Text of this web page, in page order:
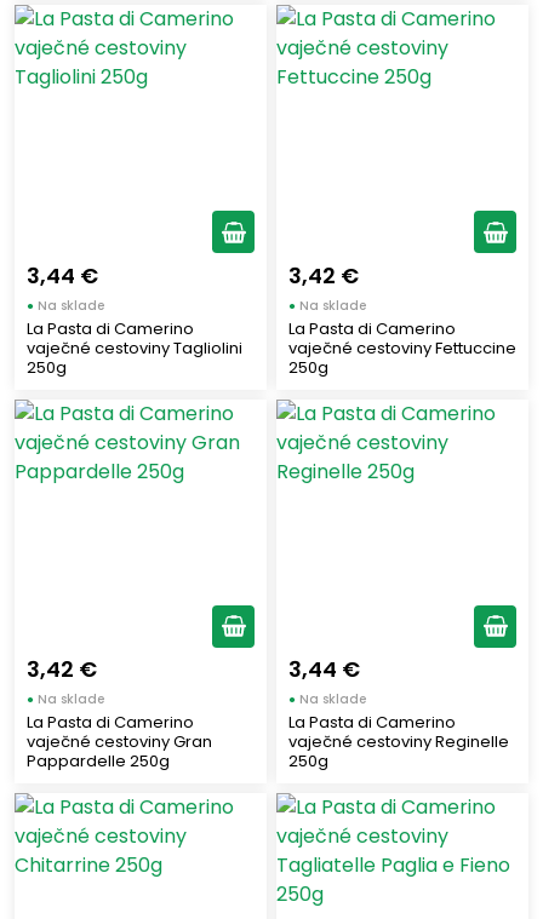
3,44 €
● Na sklade
La Pasta di Camerino
vaječné cestoviny Tagliolini
250g
3,42 €
● Na sklade
La Pasta di Camerino
vaječné cestoviny Fettuccine
250g
3,42 €
● Na sklade
La Pasta di Camerino
vaječné cestoviny Gran
Pappardelle 250g
3,44 €
● Na sklade
La Pasta di Camerino
vaječné cestoviny Reginelle
250g